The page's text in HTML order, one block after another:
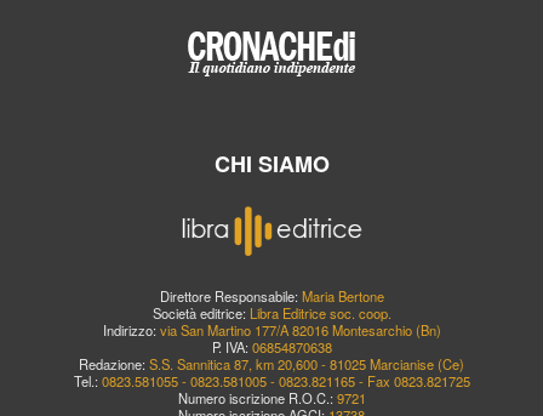
CHI SIAMO
Direttore Responsabile: Maria Bertone
Società editrice: Libra Editrice soc. coop.
Indirizzo: via San Martino 177/A 82016 Montesarchio (Bn)
P. IVA: 06854870638
Redazione: S.S. Sannitica 87, km 20,600 - 81025 Marcianise (Ce)
Tel.: 0823.581055 - 0823.581005 - 0823.821165 - Fax 0823.821725
Numero iscrizione R.O.C.: 9721